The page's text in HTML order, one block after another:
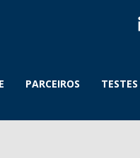
PARCEIROS TESTES